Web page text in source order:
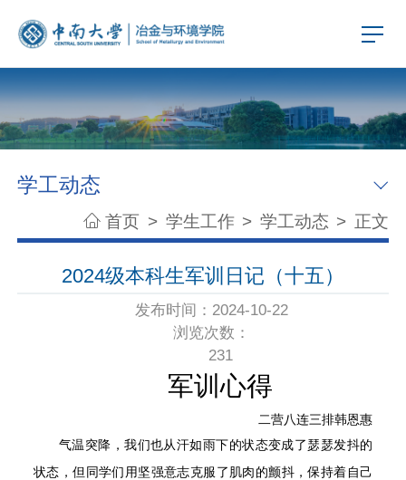
学工动态
首页 > 学生工作 > 学工动态 > 正文
2024级本科生军训日记（十五）
发布时间：2024-10-22
浏览次数：
231
军训心得
二营八连三排韩恩惠
气温突降，我们也从汗如雨下的状态变成了瑟瑟发抖的
状态，但同学们用坚强意志克服了肌肉的颤抖，保持着自己